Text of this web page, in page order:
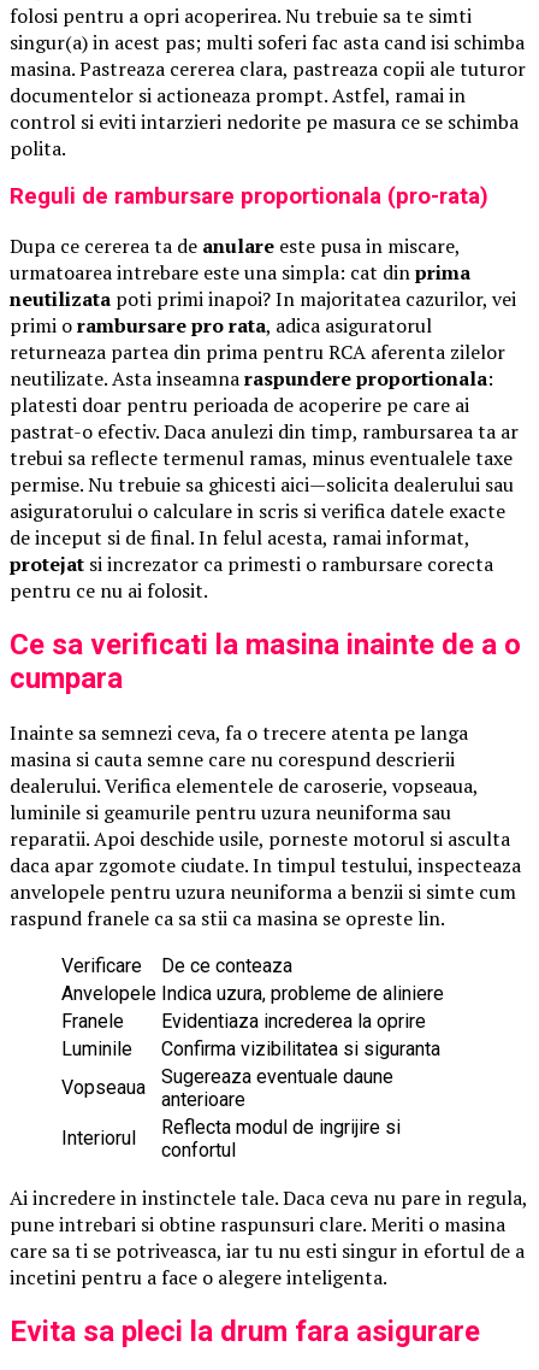
folosi pentru a opri acoperirea. Nu trebuie sa te simti
singur(a) in acest pas; multi soferi fac asta cand isi schimba
masina. Pastreaza cererea clara, pastreaza copii ale tuturor
documentelor si actioneaza prompt. Astfel, ramai in
control si eviti intarzieri nedorite pe masura ce se schimba
polita.
Reguli de rambursare proportionala (pro-rata)
Dupa ce cererea ta de anulare este pusa in miscare,
urmatoarea intrebare este una simpla: cat dinprima
neutilizata poti primi inapoi? In majoritatea cazurilor, vei
primi orambursare pro rata, adica asiguratorul
returneaza partea din prima pentru RCA aferenta zilelor
neutilizate. Asta inseamnaraspundere proportionala:
platesti doar pentru perioada de acoperire pe care ai
pastrat-o efectiv. Daca anulezi din timp, rambursarea ta ar
trebui sa reflecte termenul ramas, minus eventualele taxe
permise. Nu trebuie sa ghicesti aici—solicita dealerului sau
asiguratorului o calculare in scris si verifica datele exacte
de inceput si de final. In felul acesta, ramai informat,
protejat si increzator ca primesti o rambursare corecta
pentru ce nu ai folosit.
Ce sa verificati la masina inainte de a o
cumpara
Inainte sa semnezi ceva, fa o trecere atenta pe langa
masina si cauta semne care nu corespund descrierii
dealerului. Verifica elementele de caroserie, vopseaua,
luminile si geamurile pentru uzura neuniforma sau
reparatii. Apoi deschide usile, porneste motorul si asculta
daca apar zgomote ciudate. In timpul testului, inspecteaza
anvelopele pentru uzura neuniforma a benzii si simte cum
raspund franele ca sa stii ca masina se opreste lin.
Verificare
De ce conteaza
Anvelopele Indica uzura, probleme de aliniere
Franele
Evidentiaza increderea la oprire
Luminile
Confirma vizibilitatea si siguranta
Vopseaua
Sugereaza eventuale daune
anterioare
Interiorul
Reflecta modul de ingrijire si
confortul
Ai incredere in instinctele tale. Daca ceva nu pare in regula,
pune intrebari si obtine raspunsuri clare. Meriti o masina
care sa ti se potriveasca, iar tu nu esti singur in efortul de a
incetini pentru a face o alegere inteligenta.
Evita sa pleci la drum fara asigurare